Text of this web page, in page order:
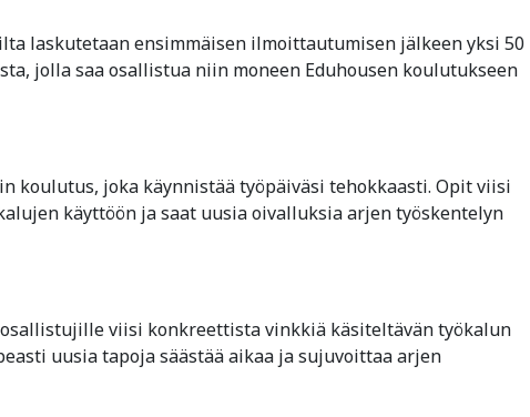
laskutetaan ensimmäisen ilmoittautumisen jälkeen yksi 50
jolla saa osallistua niin moneen Eduhousen koulutukseen
koulutus, joka käynnistää työpäiväsi tehokkaasti. Opit viisi
käyttöön ja saat uusia oivalluksia arjen työskentelyn
viisi konkreettista vinkkiä käsiteltävän työkalun
uusia tapoja säästää aikaa ja sujuvoittaa arjen